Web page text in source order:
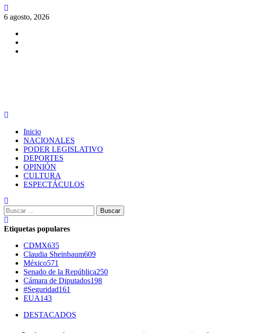
Saltar
al
6 agosto, 2026
Inicio
NACIONALES
PODER LEGISLATIVO
DEPORTES
OPINIÓN
CULTURA
ESPECTÁCULOS
Buscar:
Etiquetas populares
CDMX635
Claudia Sheinbaum609
México571
Senado de la República250
Cámara de Diputados198
#Seguridad161
EUA143
DESTACADOS